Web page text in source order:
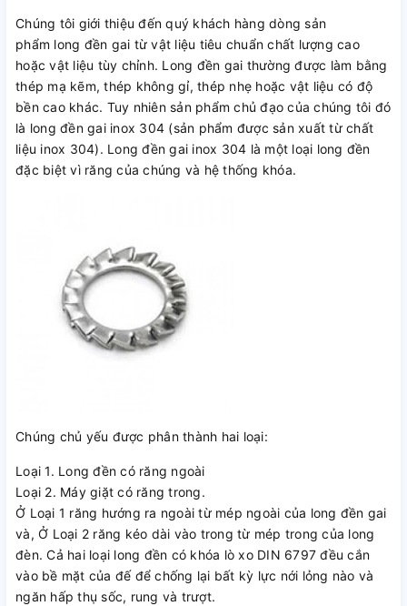
Chúng tôi giới thiệu đến quý khách hàng dòng sản
phẩm long đền gai từ vật liệu tiêu chuẩn chất lượng cao
hoặc vật liệu tùy chỉnh. Long đền gai thường được làm bằng
thép mạ kẽm, thép không gỉ, thép nhẹ hoặc vật liệu có độ
bền cao khác. Tuy nhiên sản phẩm chủ đạo của chúng tôi đó
là long đền gai inox 304 (sản phẩm được sản xuất từ chất
liệu inox 304). Long đền gai inox 304 là một loại long đền
đặc biệt vì răng của chúng và hệ thống khóa.
Chúng chủ yếu được phân thành hai loại:
Loại 1. Long đền có răng ngoài
Loại 2. Máy giặt có răng trong.
Ở Loại 1 răng hướng ra ngoài từ mép ngoài của long đền gai
và, Ở Loại 2 răng kéo dài vào trong từ mép trong của long
đèn. Cả hai loại long đền có khóa lò xo DIN 6797 đều cắn
vào bề mặt của đế để chống lại bất kỳ lực nới lỏng nào và
ngăn hấp thụ sốc, rung và trượt.